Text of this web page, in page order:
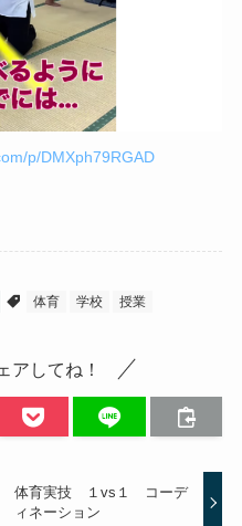
p/DMXph79RGAD
体育 学校 授業
アしてね！
体育実技 １vs１ コーデ
ィネーション